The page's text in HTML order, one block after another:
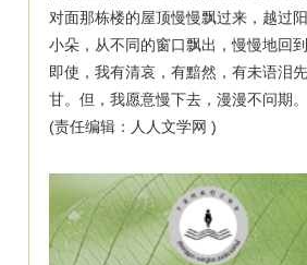
对面那栋楼的屋顶慢慢飘过来，越过
小朵，从不同的窗口飘出，慢慢地回
即使，我有清哀，有黯然，有未语泪
甘。但，我愿意慢下去，漫漫不问期。
(责任编辑：人人文学网 )